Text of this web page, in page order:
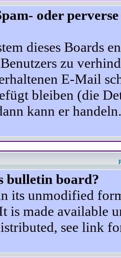
oder
dieses Boards
zu
E-Mail
bleiben (die
kann er handeln.
bulletin board?
its unmodified
is made available
see link